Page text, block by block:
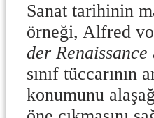
Sanat tarihinin
örneği, Alfred
der Renaissance
sınıf
konumunu